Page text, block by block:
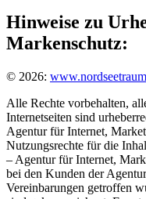
Hinweise zu
Markenschutz:
© 2026:
Alle Rechte vorbehalten,
Internetseiten sind
Agentur für Internet,
Nutzungsrechte für die
– Agentur für Internet,
bei den Kunden der
Vereinbarungen getroffen